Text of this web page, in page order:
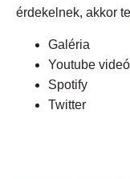
érdekelnek, akkor
Galéria
Youtube videó
Spotify
Twitter